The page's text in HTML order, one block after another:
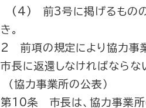
(4) 前3号に掲げるものの
き。
2 前項の規定により協力事
市長に返還しなければならな
（協力事業所の公表）
第10条 市長は、協力事業所